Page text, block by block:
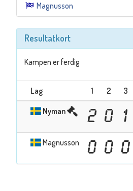
Magnusson
Resultatkort
Kampen er ferdig
Lag 1 2 3
Nyman
2 0 1
Magnusson 0 0 0